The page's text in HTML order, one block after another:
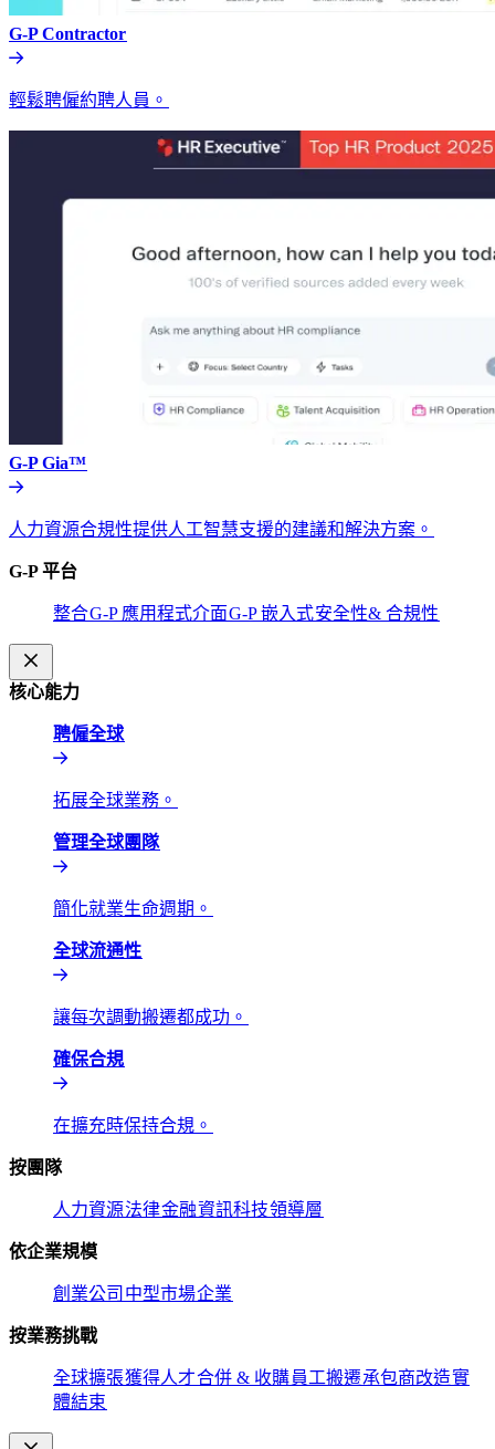
G-P Contractor​​
輕鬆聘僱約聘人員。​​
G-P Gia™​​
人力資源合規性提供人工智慧支援的建議和解決方案。​​
G-P 平台​​
整合​​G-P 應用程式介面​​G-P 嵌入式​​安全性& 合規性​​
核心能力​​
聘僱全球​​
拓展全球業務。​​
管理全球團隊​​
簡化就業生命週期。​​
全球流通性​​
讓每次調動搬遷都成功。​​
確保合規​​
在擴充時保持合規。​​
按團隊​​
人力資源​​法律​​金融​​資訊科技​​領導層​​
依企業規模​​
創業公司​​ 中型市場​​企業​​
按業務挑戰​​
全球擴張​​獲得人才​​合併 & 收購​​員工搬遷​​承包商改造​​實
體結束​​